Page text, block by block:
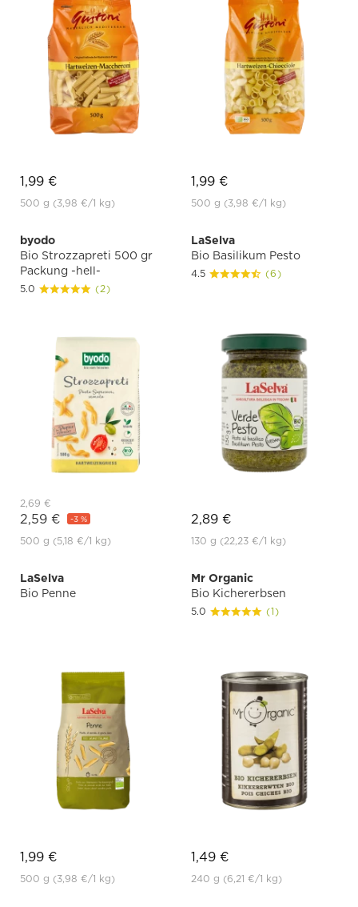
1,99 €
500 g (3,98 €/1 kg)
1,99 €
500 g (3,98 €/1 kg)
byodo
Bio Strozzapreti 500 gr
Packung -hell-
5.0 (2)
2,69 €
2,59 € -3 %
500 g (5,18 €/1 kg)
LaSelva
Bio Basilikum Pesto
4.5 (6)
2,89 €
130 g (22,23 €/1 kg)
LaSelva
Bio Penne
1,99 €
500 g (3,98 €/1 kg)
Mr Organic
Bio Kichererbsen
5.0 (1)
1,49 €
240 g (6,21 €/1 kg)